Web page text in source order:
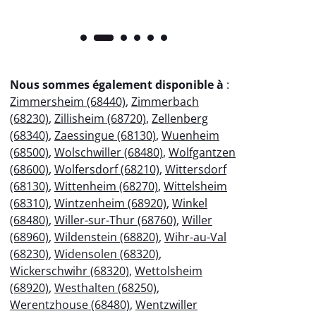
Nous sommes également disponible à :
Zimmersheim (68440), Zimmerbach
(68230), Zillisheim (68720), Zellenberg
(68340), Zaessingue (68130), Wuenheim
(68500), Wolschwiller (68480), Wolfgantzen
(68600), Wolfersdorf (68210), Wittersdorf
(68130), Wittenheim (68270), Wittelsheim
(68310), Wintzenheim (68920), Winkel
(68480), Willer-sur-Thur (68760), Willer
(68960), Wildenstein (68820), Wihr-au-Val
(68230), Widensolen (68320),
Wickerschwihr (68320), Wettolsheim
(68920), Westhalten (68250),
Werentzhouse (68480), Wentzwiller